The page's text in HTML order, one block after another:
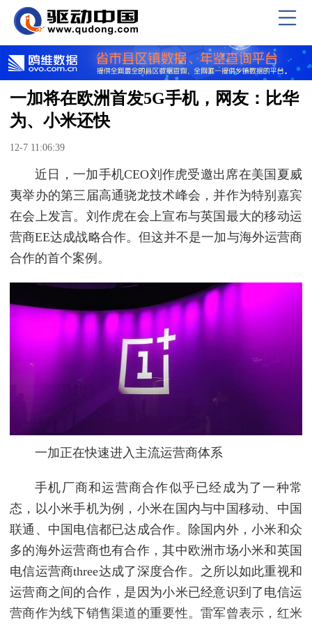
一加将在欧洲首发5G手机，网友：比华
为、小米还快
12-7 11:06:39
近日，一加手机CEO刘作虎受邀出席在美国夏威
夷举办的第三届高通骁龙技术峰会，并作为特别嘉宾
在会上发言。刘作虎在会上宣布与英国最大的移动运
营商EE达成战略合作。但这并不是一加与海外运营商
合作的首个案例。
一加正在快速进入主流运营商体系
手机厂商和运营商合作似乎已经成为了一种常
态，以小米手机为例，小米在国内与中国移动、中国
联通、中国电信都已达成合作。除国内外，小米和众
多的海外运营商也有合作，其中欧洲市场小米和英国
电信运营商three达成了深度合作。之所以如此重视和
运营商之间的合作，是因为小米已经意识到了电信运
营商作为线下销售渠道的重要性。雷军曾表示，红米